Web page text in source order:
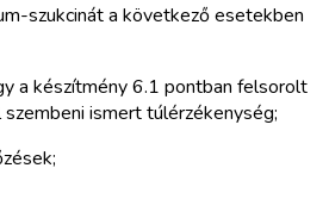
szukcinát a következő esetekben
a készítmény 6.1 pontban felsorolt
ismert túlérzékenység;